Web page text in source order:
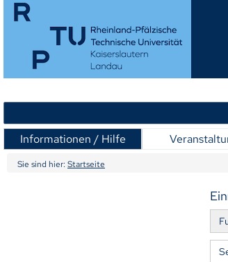
Informationen / Hilfe
Sie sind hier: Startseite